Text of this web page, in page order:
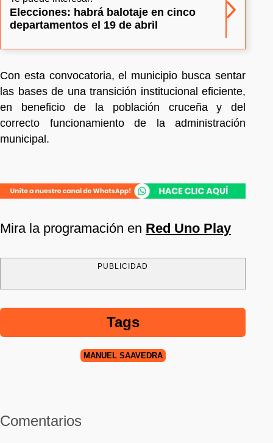
Elecciones: habrá balotaje en cinco
departamentos el 19 de abril
Con esta convocatoria, el municipio busca sentar
las bases de una transición institucional eficiente,
en beneficio de la población cruceña y del
correcto funcionamiento de la administración
municipal.
Mira la programación en Red Uno Play
PUBLICIDAD
Tags
MANUEL SAAVEDRA
Comentarios